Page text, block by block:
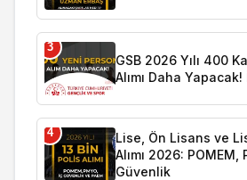
3
GSB 2026 Yılı 400
Alımı Daha
4
Lise, Ön Lisans ve
Alımı 2026: POMEM,
Güvenlik